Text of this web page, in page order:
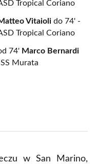
Tropical Coriano
Vitaioli do 74' -
Tropical Coriano
74' Marco Bernardi
Murata
w San Marino,